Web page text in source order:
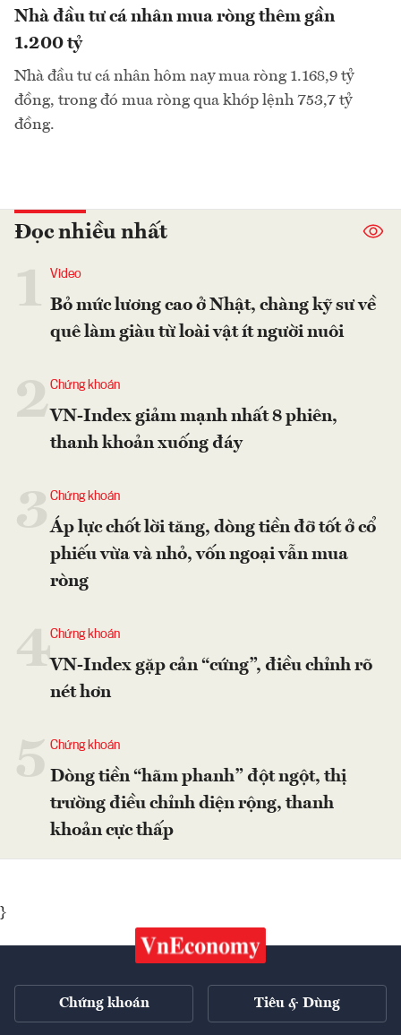
Nhà đầu tư cá nhân mua ròng thêm gần
1.200 tỷ
Nhà đầu tư cá nhân hôm nay mua ròng 1.168,9 tỷ
đồng, trong đó mua ròng qua khớp lệnh 753,7 tỷ
đồng.
Đọc nhiều nhất
Video
Bỏ mức lương cao ở Nhật, chàng kỹ sư về
quê làm giàu từ loài vật ít người nuôi
2Chứng khoán
VN-Index giảm mạnh nhất 8 phiên,
thanh khoản xuống đáy
Chứng khoán
Áp lực chốt lời tăng, dòng tiền đỡ tốt ở cổ
phiếu vừa và nhỏ, vốn ngoại vẫn mua
ròng
4Chứng khoán
VN-Index gặp cản “cứng”, điều chỉnh rõ
nét hơn
Chứng khoán
Dòng tiền “hãm phanh” đột ngột, thị
trường điều chỉnh diện rộng, thanh
khoản cực thấp
}
Chứng khoán Tiêu & Dùng